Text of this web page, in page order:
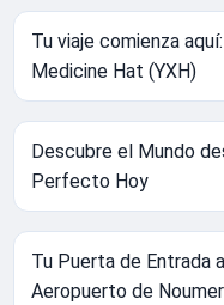
Tu viaje comienza
Medicine Hat (YXH)
Descubre el Mundo
Perfecto Hoy
Tu Puerta de Entrada
Aeropuerto de